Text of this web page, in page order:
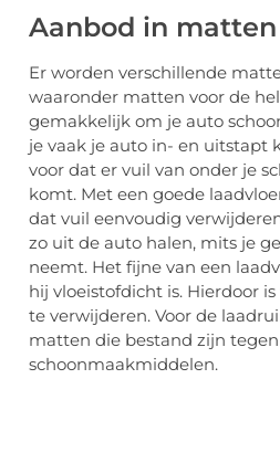
Aanbod in matten
Er worden verschillende
waaronder matten voor de
gemakkelijk om je auto
je vaak je auto in- en uitstapt
voor dat er vuil van onder je
komt. Met een goede
dat vuil eenvoudig
zo uit de auto halen, mits je
neemt. Het fijne van een
hij vloeistofdicht is. Hierdoor
te verwijderen. Voor de
matten die bestand zijn
schoonmaakmiddelen.